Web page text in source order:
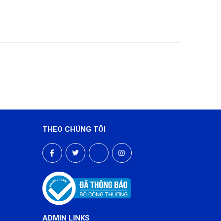
THEO CHÚNG TÔI
ADMIN LINKS